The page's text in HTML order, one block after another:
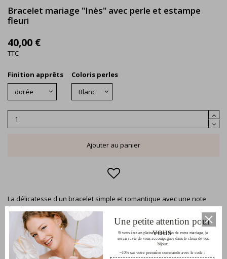
Bracelet mariage "Inès" avec perle et estampe
fleuri
40,00 €
TTC
Finition apprêts Coloris perles
Ajouter au panier
La délicatesse d'un bracelet simple et romantique avec une note
floral.
DESCRIPTION
Une petite attention pour
vous
Si vous êtes en pleine préparation de votre mariage, je
serais ravie de vous accompagner dans le choix de vos
bijoux.
–10% sur votre première commande avec le code :